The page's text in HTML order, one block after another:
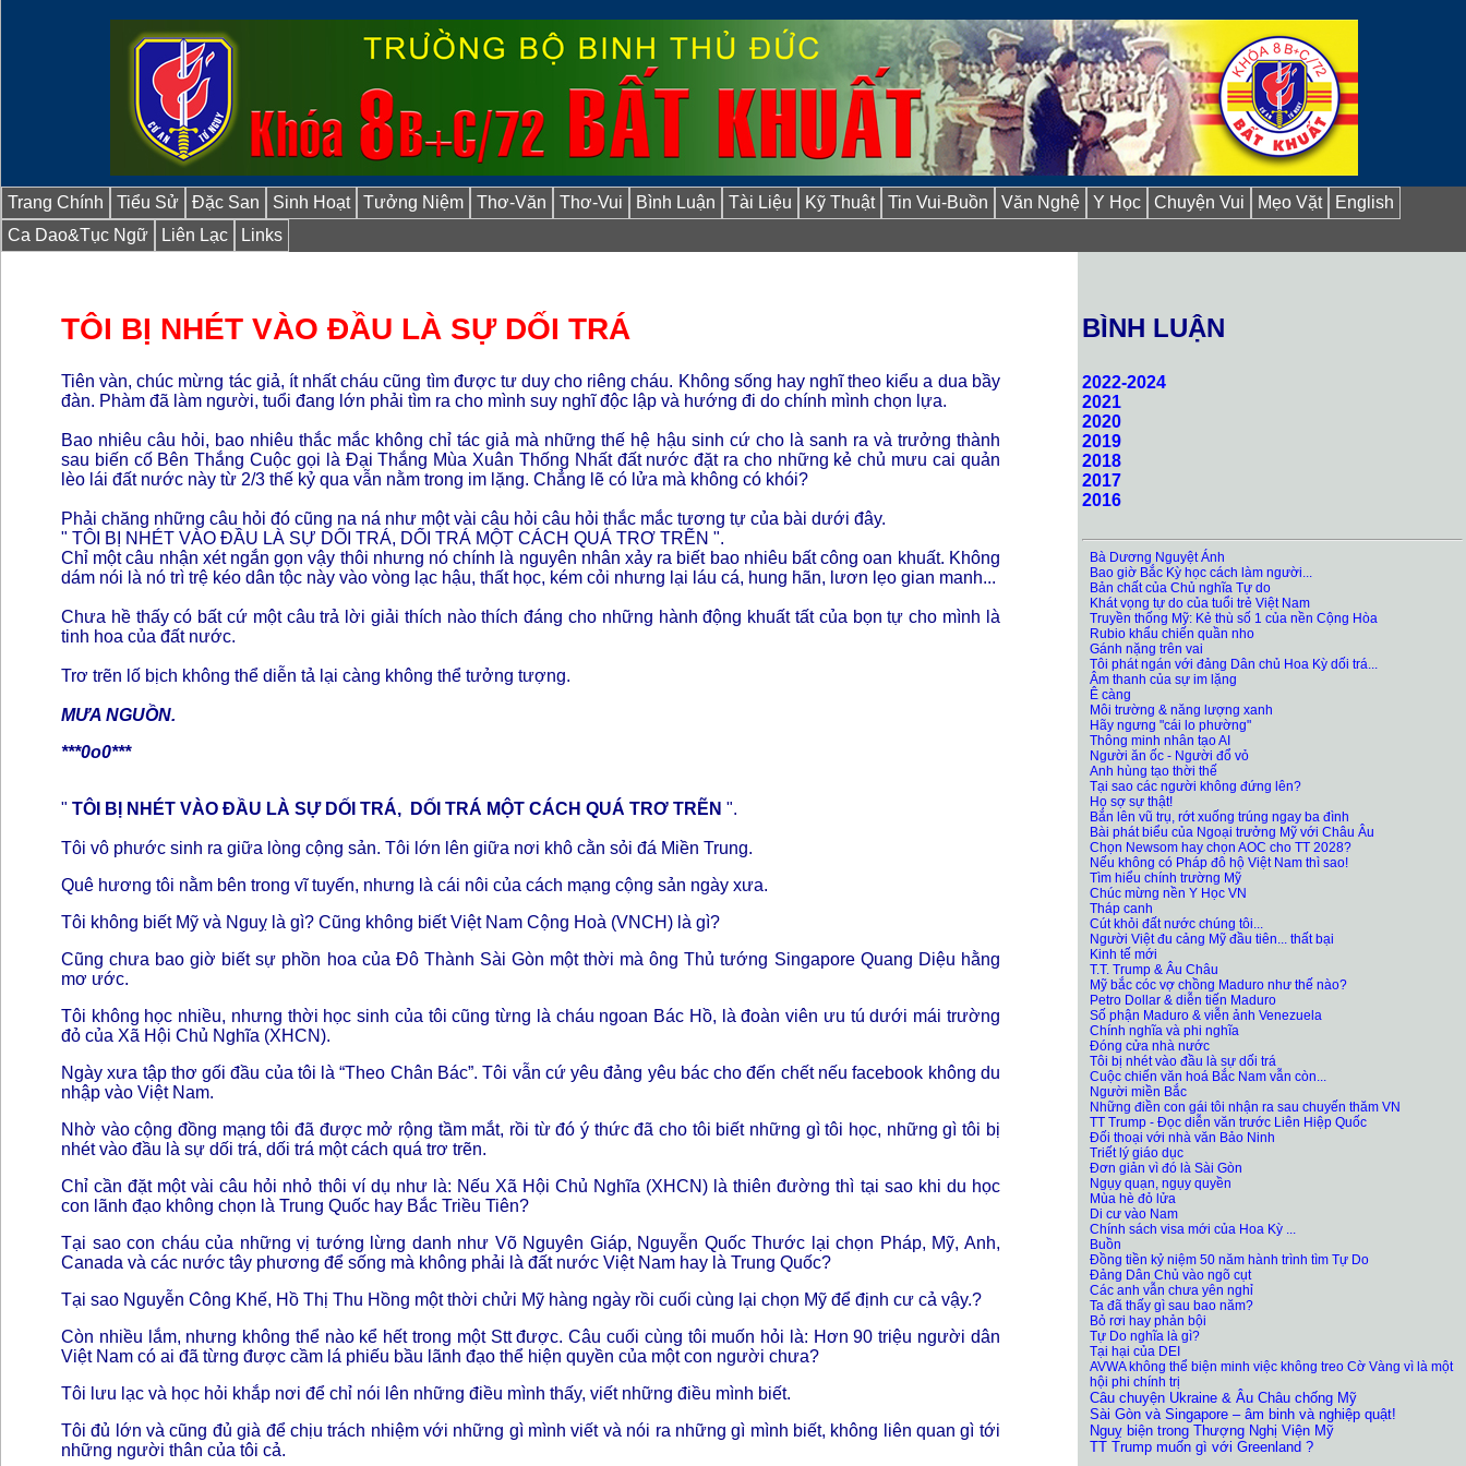
Trang Chính Tiểu Sử Đặc San Sinh Hoạt Tưởng Niệm Thơ-Văn Thơ-Vui Bình Luận Tài Liệu Kỹ Thuật Tin Vui-Buồn Văn Nghệ Y Học Chuyện Vui Mẹo Vặt
English
Ca Dao&Tục Ngữ
Liên Lạc Links
TÔI BỊ NHÉT VÀO ĐẦU LÀ SỰ DỐI TRÁ
Tiên vàn, chúc mừng tác giả, ít nhất cháu cũng tìm được tư duy cho riêng cháu. Không sống hay nghĩ theo kiểu a dua bầy
đàn. Phàm đã làm người, tuổi đang lớn phải tìm ra cho mình suy nghĩ độc lập và hướng đi do chính mình chọn lựa.
Bao nhiêu câu hỏi, bao nhiêu thắc mắc không chỉ tác giả mà những thế hệ hậu sinh cứ cho là sanh ra và trưởng thành
sau biến cố Bên Thắng Cuộc gọi là Đại Thắng Mùa Xuân Thống Nhất đất nước đặt ra cho những kẻ chủ mưu cai quản
lèo lái đất nước này từ 2/3 thế kỷ qua vẫn nằm trong im lặng. Chẳng lẽ có lửa mà không có khói?
Phải chăng những câu hỏi đó cũng na ná như một vài câu hỏi câu hỏi thắc mắc tương tự của bài dưới đây.
" TÔI BỊ NHÉT VÀO ĐẦU LÀ SỰ DỐI TRÁ, DỐI TRÁ MỘT CÁCH QUÁ TRƠ TRẼN ".
Chỉ một câu nhận xét ngắn gọn vậy thôi nhưng nó chính là nguyên nhân xảy ra biết bao nhiêu bất công oan khuất. Không
dám nói là nó trì trệ kéo dân tộc này vào vòng lạc hậu, thất học, kém cỏi nhưng lại láu cá, hung hãn, lươn lẹo gian manh...
Chưa hề thấy có bất cứ một câu trả lời giải thích nào thích đáng cho những hành động khuất tất của bọn tự cho mình là
tinh hoa của đất nước.
Trơ trẽn lố bịch không thể diễn tả lại càng không thể tưởng tượng.
MƯA NGUỒN.
***0o0***
" TÔI BỊ NHÉT VÀO ĐẦU LÀ SỰ DỐI TRÁ, DỐI TRÁ MỘT CÁCH QUÁ TRƠ TRẼN ".
Tôi vô phước sinh ra giữa lòng cộng sản. Tôi lớn lên giữa nơi khô cằn sỏi đá Miền Trung.
Quê hương tôi nằm bên trong vĩ tuyến, nhưng là cái nôi của cách mạng cộng sản ngày xưa.
Tôi không biết Mỹ và Nguỵ là gì? Cũng không biết Việt Nam Cộng Hoà (VNCH) là gì?
Cũng chưa bao giờ biết sự phồn hoa của Đô Thành Sài Gòn một thời mà ông Thủ tướng Singapore Quang Diệu hằng
mơ ước.
Tôi không học nhiều, nhưng thời học sinh của tôi cũng từng là cháu ngoan Bác Hồ, là đoàn viên ưu tú dưới mái trường
đỏ của Xã Hội Chủ Nghĩa (XHCN).
Ngày xưa tập thơ gối đầu của tôi là “Theo Chân Bác”. Tôi vẫn cứ yêu đảng yêu bác cho đến chết nếu facebook không du
nhập vào Việt Nam.
Nhờ vào cộng đồng mạng tôi đã được mở rộng tầm mắt, rồi từ đó ý thức đã cho tôi biết những gì tôi học, những gì tôi bị
nhét vào đầu là sự dối trá, dối trá một cách quá trơ trẽn.
Chỉ cần đặt một vài câu hỏi nhỏ thôi ví dụ như là: Nếu Xã Hội Chủ Nghĩa (XHCN) là thiên đường thì tại sao khi du học
con lãnh đạo không chọn là Trung Quốc hay Bắc Triều Tiên?
Tại sao con cháu của những vị tướng lừng danh như Võ Nguyên Giáp, Nguyễn Quốc Thước lại chọn Pháp, Mỹ, Anh,
Canada và các nước tây phương để sống mà không phải là đất nước Việt Nam hay là Trung Quốc?
Tại sao Nguyễn Công Khế, Hồ Thị Thu Hồng một thời chửi Mỹ hàng ngày rồi cuối cùng lại chọn Mỹ để định cư cả vậy.?
Còn nhiều lắm, nhưng không thể nào kể hết trong một Stt được. Câu cuối cùng tôi muốn hỏi là: Hơn 90 triệu người dân
Việt Nam có ai đã từng được cầm lá phiếu bầu lãnh đạo thể hiện quyền của một con người chưa?
Tôi lưu lạc và học hỏi khắp nơi để chỉ nói lên những điều mình thấy, viết những điều mình biết.
Tôi đủ lớn và cũng đủ già để chịu trách nhiệm với những gì mình viết và nói ra những gì mình biết, không liên quan gì tới
những người thân của tôi cả.
BÌNH LUẬN
2022-2024
2021
2020
2019
2018
2017
2016
Bà Dương Nguyệt Ánh
Bao giờ Bắc Kỳ học cách làm người...
Bản chất của Chủ nghĩa Tự do
Khát vọng tự do của tuổi trẻ Việt Nam
Truyền thống Mỹ: Kẻ thù số 1 của nền Cộng Hòa
Rubio khẩu chiến quần nho
Gánh nặng trên vai
Tôi phát ngán với đảng Dân chủ Hoa Kỳ dối trá...
Âm thanh của sự im lặng
Ê càng
Môi trường & năng lượng xanh
Hãy ngưng "cái lo phường"
Thông minh nhân tạo AI
Người ăn ốc - Người đổ vỏ
Anh hùng tạo thời thế
Tại sao các người không đứng lên?
Họ sợ sự thật!
Bắn lên vũ trụ, rớt xuống trúng ngay ba đình
Bài phát biểu của Ngoại trưởng Mỹ với Châu Âu
Chọn Newsom hay chọn AOC cho TT 2028?
Nếu không có Pháp đô hộ Việt Nam thì sao!
Tìm hiểu chính trường Mỹ
Chúc mừng nền Y Học VN
Tháp canh
Cút khỏi đất nước chúng tôi...
Người Việt đu cảng Mỹ đầu tiên... thất bại
Kinh tế mới
T.T. Trump & Âu Châu
Mỹ bắc cóc vợ chồng Maduro như thế nào?
Petro Dollar & diễn tiến Maduro
Số phận Maduro & viễn ảnh Venezuela
Chính nghĩa và phi nghĩa
Đóng cửa nhà nước
Tôi bị nhét vào đầu là sự dối trá
Cuộc chiến văn hoá Bắc Nam vẫn còn...
Người miền Bắc
Những điền con gái tôi nhận ra sau chuyến thăm VN
TT Trump - Đọc diễn văn trước Liên Hiệp Quốc
Đối thoại với nhà văn Bảo Ninh
Triết lý giáo dục
Đơn giản vì đó là Sài Gòn
Ngụy quạn, ngụy quyền
Mùa hè đỏ lửa
Di cư vào Nam
Chính sách visa mới của Hoa Kỳ ...
Buồn
Đồng tiền kỷ niệm 50 năm hành trình tìm Tự Do
Đảng Dân Chủ vào ngõ cụt
Các anh vẫn chưa yên nghỉ
Ta đã thấy gì sau bao năm?
Bỏ rơi hay phản bội
Tự Do nghĩa là gì?
Tại hại của DEI
AVWA không thể biện minh việc không treo Cờ Vàng vì là một
hội phi chính trị
Câu chuyện Ukraine & Âu Châu chống Mỹ
Sài Gòn và Singapore – âm binh và nghiệp quật!
Nguỵ biện trong Thượng Nghị Viện Mỹ
TT Trump muốn gì với Greenland ?